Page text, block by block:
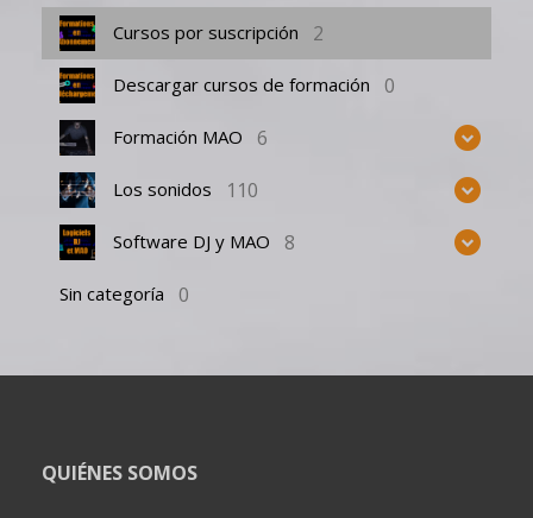
Cursos por suscripción 2
Descargar cursos de formación 0
Formación MAO 6
Los sonidos 110
Software DJ y MAO 8
Sin categoría 0
QUIÉNES SOMOS